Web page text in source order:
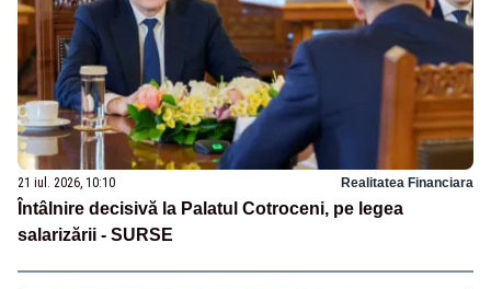
21 iul. 2026, 10:10 Realitatea Financiara
Întâlnire decisivă la Palatul Cotroceni, pe legea
salarizării - SURSE